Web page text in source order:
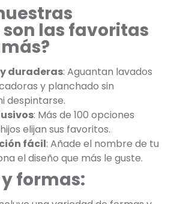
las favoritas
duraderas: Aguantan lavados
y planchado sin
despintarse.
: Más de 100 opciones
elijan sus favoritos.
fácil: Añade el nombre de tu
el diseño que más le guste.
formas: